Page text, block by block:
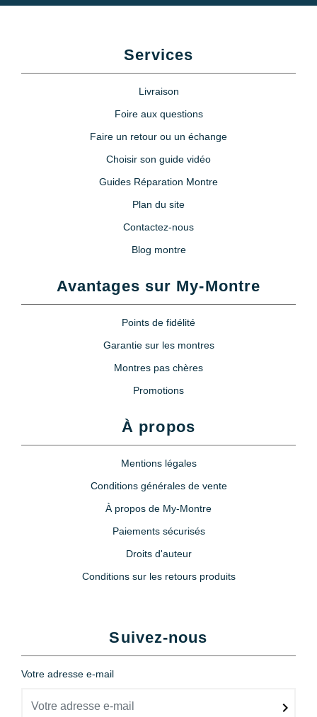
Services
Livraison
Foire aux questions
Faire un retour ou un échange
Choisir son guide vidéo
Guides Réparation Montre
Plan du site
Contactez-nous
Blog montre
Avantages sur My-Montre
Points de fidélité
Garantie sur les montres
Montres pas chères
Promotions
À propos
Mentions légales
Conditions générales de vente
À propos de My-Montre
Paiements sécurisés
Droits d'auteur
Conditions sur les retours produits
Suivez-nous
Votre adresse e-mail